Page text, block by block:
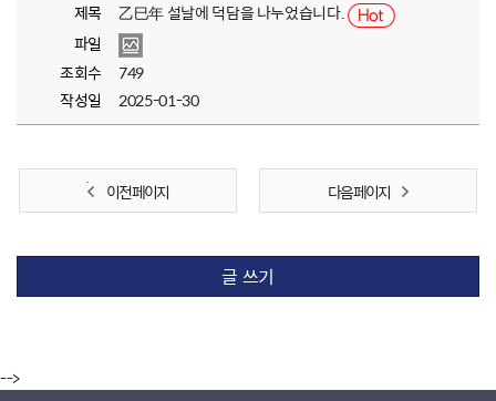
제목
乙巳年 설날에 덕담을 나누었습니다.
파일
조회수
749
작성일
2025-01-30
이전 페이지 다음 페이지
글 쓰기
-->